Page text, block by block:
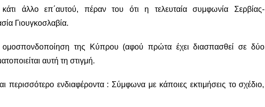
κάτι άλλο επ΄αυτού, πέραν του ότι η τελευταία συμφωνία Σερβίας-
Γιουγκοσλαβία.
ομοσπονδοποίηση της Κύπρου (αφού πρώτα έχει διασπασθεί σε δύο
αυτή τη στιγμή.
ενδιαφέροντα : Σύμφωνα με κάποιες εκτιμήσεις το σχέδιο,